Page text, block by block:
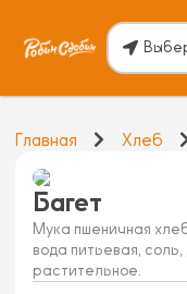
Главная Хлеб
Багет
Мука пшеничная
вода питьевая,
растительное.